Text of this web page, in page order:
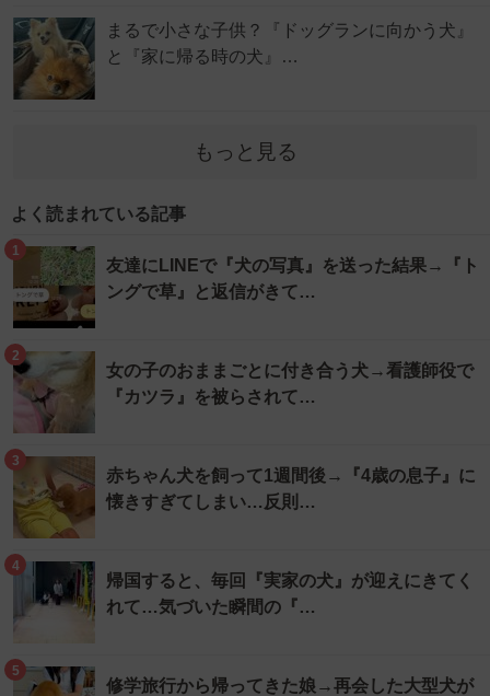
まるで小さな子供？『ドッグランに向かう犬』
と『家に帰る時の犬』…
もっと見る
よく読まれている記事
1
友達にLINEで『犬の写真』を送った結果→『ト
ングで草』と返信がきて…
2
女の子のおままごとに付き合う犬→看護師役で
『カツラ』を被らされて…
3
赤ちゃん犬を飼って1週間後→『4歳の息子』に
懐きすぎてしまい…反則…
4
帰国すると、毎回『実家の犬』が迎えにきてく
れて…気づいた瞬間の『…
5
修学旅行から帰ってきた娘→再会した大型犬が